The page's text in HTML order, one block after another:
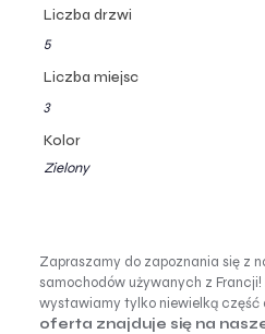
Liczba drzwi
5
Liczba miejsc
3
Kolor
Zielony
Zapraszamy do zapoznania się z
samochodów używanych z Francji!
wystawiamy tylko niewielką część
oferta znajduje się na